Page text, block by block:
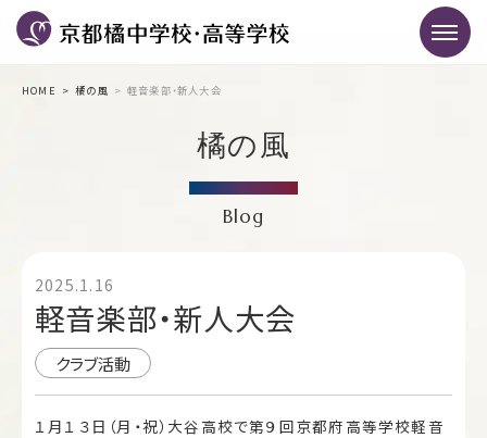
HOME 橘の風 軽音楽部・新人大会
橘の風
Blog
2025.1.16
軽音楽部・新人大会
クラブ活動
１月１３日（月・祝）大谷高校で第９回京都府高等学校軽音